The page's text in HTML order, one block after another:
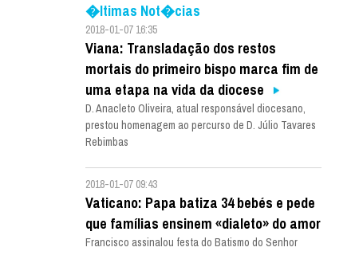
�ltimas Not�cias
2018-01-07 16:35
Viana: Transladação dos restos
mortais do primeiro bispo marca fim de
uma etapa na vida da diocese
D. Anacleto Oliveira, atual responsável diocesano,
prestou homenagem ao percurso de D. Júlio Tavares
Rebimbas
2018-01-07 09:43
Vaticano: Papa batiza 34 bebés e pede
que famílias ensinem «dialeto» do amor
Francisco assinalou festa do Batismo do Senhor